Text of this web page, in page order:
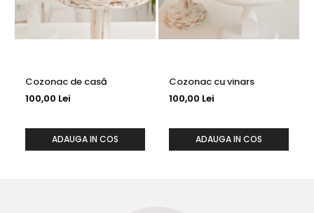
Cozonac de casă
100,00 Lei
ADAUGA IN COS
Cozonac cu vinars
100,00 Lei
ADAUGA IN COS